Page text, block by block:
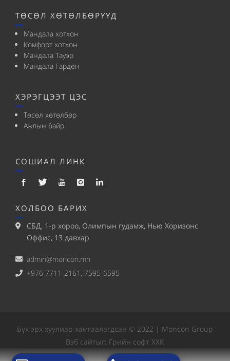
ТӨСӨЛ ХӨТӨЛБӨРҮҮД
Мандала хотхон
Комфорт хотхон
Мандала Тауэр
Мандала Гарден
ХЭРЭГЦЭЭТ ЦЭС
Төсөл хөтөлбөр
Ажлын байр
СОШИАЛ ЛИНК
ХОЛБОО БАРИХ
СБД, 1-р хороо, Олимпын гудамж, Нью Хоризонс
Оффис, 13 давхар
admin@moncon.mn
+976 7711-2161, 7595-6595
Бүх эрх хуулиар хамгаалагдсан © 2022 | Moncon Group
Вэб сайтыг: Грийн софт ХХК